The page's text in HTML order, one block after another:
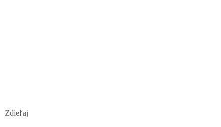
Zdieľaj